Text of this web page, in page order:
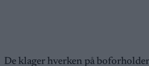
De klager hverken på